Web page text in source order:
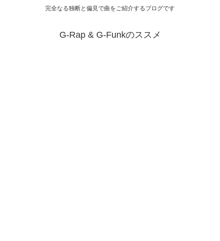
完全なる独断と偏見で曲をご紹介するブログです
G-Rap & G-Funkのススメ